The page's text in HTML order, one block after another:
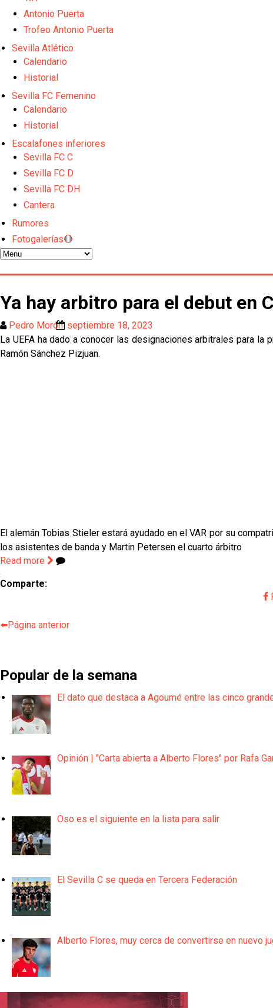
Opinión | "Carta abierta a Alberto Flores" por Rafa
El Sevilla oficializa el traspaso de Sow
Diomande ya es madridista mientras Rodri agita el
Antonio Puerta
Trofeo Antonio Puerta
Sevilla Atlético
Calendario
Historial
Sevilla FC Femenino
Calendario
Historial
Escalafones inferiores
Sevilla FC C
Sevilla FC D
Sevilla FC DH
Cantera
Rumores
Fotogalerías🔴
Ya hay arbitro para el debut en
Pedro Morón septiembre 18, 2023
La UEFA ha dado a conocer las designaciones arbitrales para
Ramón Sánchez Pizjuan.
El alemán Tobias Stieler estará ayudado en el VAR por su
los asistentes de banda y Martin Petersen el cuarto árbitro
Read more
Comparte:
⬅️Página anterior
Popular de la semana
El dato que destaca a Agoumé entre las cinco
Opinión | "Carta abierta a Alberto Flores" por Rafa
Oso es el siguiente en la lista para salir
El Sevilla C se queda en Tercera Federación
Alberto Flores, muy cerca de convertirse en nuevo